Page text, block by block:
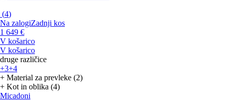
(4)
Na zalogiZadnji kos
1 649 €
V košarico
V košarico
druge različice
+3+4
+ Material za prevleke (2)
+ Kot in oblika (4)
Micadoni